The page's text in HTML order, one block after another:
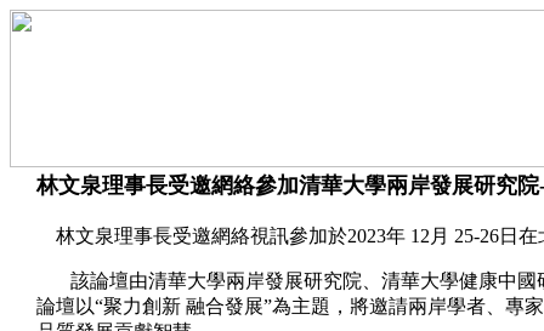
林文泉理事長受邀網絡參加清華大學兩岸發展研究
林文泉理事長受邀網絡視訊參加於2023年 12月 25-26日
該論壇由清華大學兩岸發展研究院、清華大學健康中國
論壇以“聚力創新 融合發展”為主題，將邀請兩岸學者、專